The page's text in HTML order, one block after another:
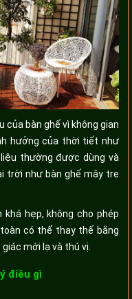
của bàn ghế vì không gian
hưởng của thời tiết như
thường được dùng và
trời như bàn ghế mây tre
hẹp, không cho phép
có thể thay thế bằng
mới lạ và thú vị.
điều gì